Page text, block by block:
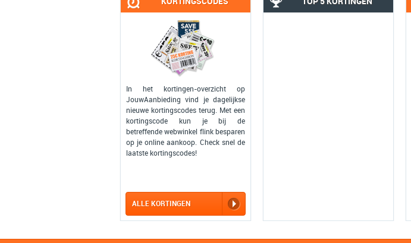
In het kortingen-overzicht op
JouwAanbieding vind je dagelijkse
nieuwe kortingscodes terug. Met een
kortingscode kun je bij de
betreffende webwinkel flink besparen
op je online aankoop. Check snel de
laatste kortingscodes!
ALLE KORTINGEN